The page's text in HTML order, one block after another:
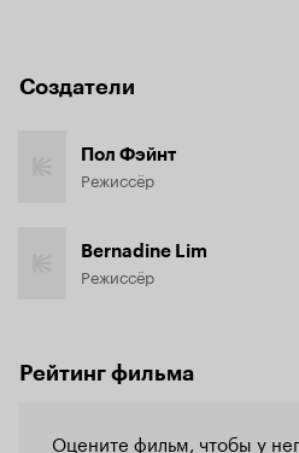
Создатели
Пол Фэйнт
Режиссёр
Bernadine Lim
Режиссёр
Рейтинг фильма
Оцените фильм, чтобы у